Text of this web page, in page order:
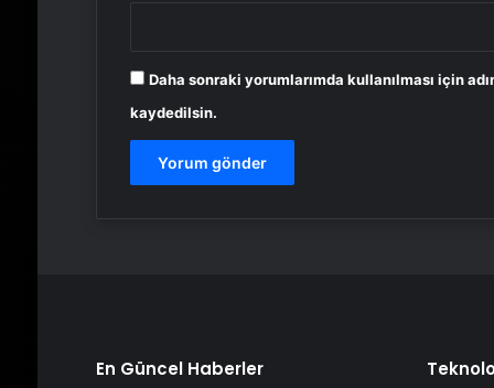
Daha sonraki yorumlarımda kullanılması için
kaydedilsin.
En Güncel Haberler